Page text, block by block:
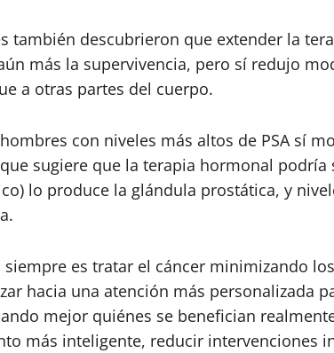
también descubrieron que extender la
más la supervivencia, pero sí redujo
a otras partes del cuerpo.
con niveles más altos de PSA sí
sugiere que la terapia hormonal podría
lo produce la glándula prostática, y
es tratar el cáncer minimizando
hacia una atención más personalizada
mejor quiénes se benefician
más inteligente, reducir intervenciones